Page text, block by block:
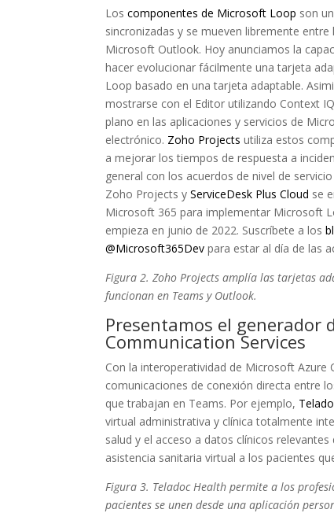
Loscomponentes de Microsoft Loop son
sincronizadas y se mueven libremente
Microsoft Outlook. Hoy anunciamos la
hacer evolucionar fácilmente una tarjeta
Loop basado en una tarjeta adaptable.
mostrarse con el Editor utilizando Context
plano en las aplicaciones y servicios de
electrónico. Zoho Projects utiliza estos
a mejorar los tiempos de respuesta a
general con los acuerdos de nivel de
Zoho Projects yServiceDesk Plus Cloud se
Microsoft 365 para implementar Microsoft
empieza en junio de 2022. Suscríbete a los
@Microsoft365Dev para estar al día de las
Figura 2. Zoho Projects amplía las tarjetas
funcionan en Teams y Outlook.
Presentamos el generador
Communication Services
Con la interoperatividad de Microsoft Azure
comunicaciones de conexión directa entre
que trabajan en Teams. Por ejemplo,
virtual administrativa y clínica totalmente
salud y el acceso a datos clínicos
asistencia sanitaria virtual a los pacientes
Figura 3. Teladoc Health permite a los
pacientes se unen desde una aplicación